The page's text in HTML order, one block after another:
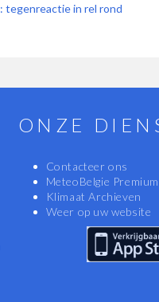
tegenreactie in rel rond
ONZE
Contacteer ons
MeteoBelgie Premium
Klimaat Archieven
Weer op uw website